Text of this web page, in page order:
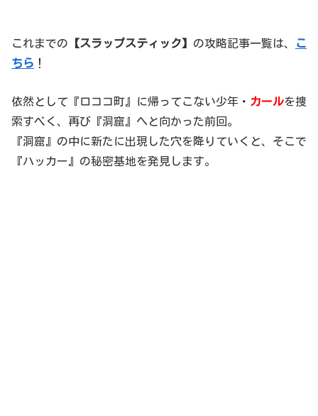
これまでの 【スラップスティック】 の攻略記事一覧は、
こ
ちら ！
依然として『ロココ町』に帰ってこない少年・ カールを捜
索すべく、再び『洞窟』へと向かった前回。
『洞窟』の中に新たに出現した穴を降りていくと、そこで
『ハッカー』の秘密基地を発見します。